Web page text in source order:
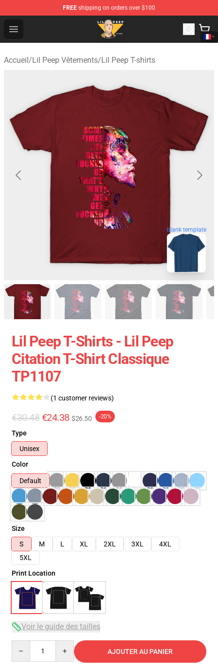
FREE shipping on orders over $100
Open menu
Lil Peep Store - Official Lil Peep Merchandise Shop
Accueil/Lil Peep Vêtements/Lil Peep T-shirts
blank template
Lil Peep T-Shirts - Lil Peep
Citation T-Shirt Classique
TP1107
(1 customer reviews)
€30.48 €24.38 $26.50 -20%
Type
Unisex
Color
Default
Size
S
M L XL 2XL 3XL
4XL
5XL
Print Location
Voir le guide des tailles
AJOUTER AU PANIER